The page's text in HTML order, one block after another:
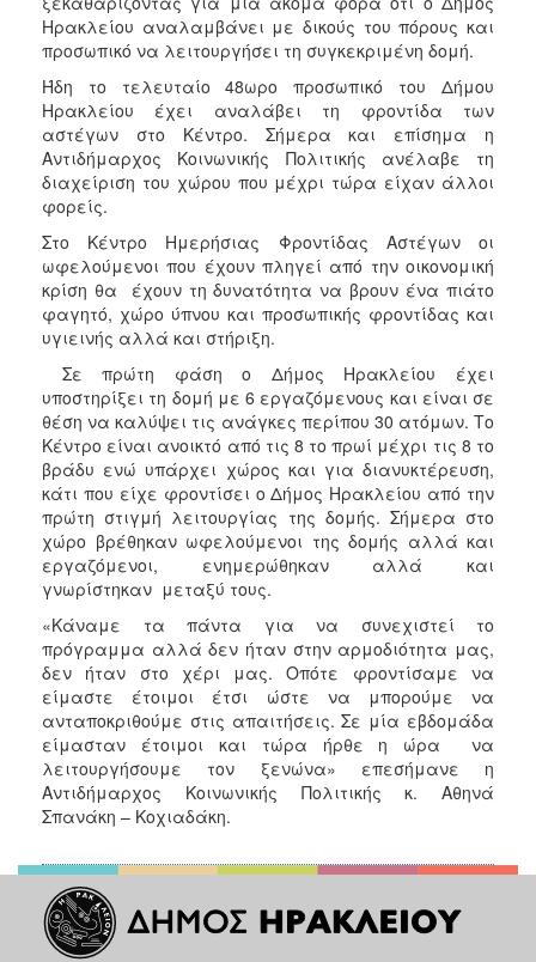
Απασχόλησης
Παιδιών
Κέντρα
Ημερήσιας
Φροντίδας
Ηλικιωμένων
(Κ.Η.Φ.Η.)
Κ.Δ.Α.Π.Α.μεΑ.
Αδειοδότηση
&
Έλεγχος
Βρεφονηπιακών
Σταθμών
Δημοτικό
Ιατρείο
Ξενώνας
Φιλοξενίας
Γυναικών
Κέντρο
Κοινότητας
Κοινωνικό
Φαρμακείο
Κοινωνικό
Παντοπωλείο
Ισότητα
των
Φύλων
Υγεία
Απινιδωτές
Ηρακλείου αναλαμβάνει με δικούς του πόρους και
προσωπικό να λειτουργήσει τη συγκεκριμένη δομή.
Ήδη το τελευταίο 48ωρο προσωπικό του Δήμου
Ηρακλείου έχει αναλάβει τη φροντίδα των
αστέγων στο Κέντρο. Σήμερα και επίσημα η
Αντιδήμαρχος Κοινωνικής Πολιτικής ανέλαβε τη
διαχείριση του χώρου που μέχρι τώρα είχαν άλλοι
φορείς.
Στο Κέντρο Ημερήσιας Φροντίδας Αστέγων οι
ωφελούμενοι που έχουν πληγεί από την οικονομική
κρίση θα έχουν τη δυνατότητα να βρουν ένα πιάτο
φαγητό, χώρο ύπνου και προσωπικής φροντίδας και
υγιεινής αλλά και στήριξη.
Σε πρώτη φάση ο Δήμος Ηρακλείου έχει
υποστηρίξει τη δομή με 6 εργαζόμενους και είναι σε
θέση να καλύψει τις ανάγκες περίπου 30 ατόμων. Το
Κέντρο είναι ανοικτό από τις 8 το πρωί μέχρι τις 8 το
βράδυ ενώ υπάρχει χώρος και για διανυκτέρευση,
κάτι που είχε φροντίσει ο Δήμος Ηρακλείου από την
πρώτη στιγμή λειτουργίας της δομής. Σήμερα στο
χώρο βρέθηκαν ωφελούμενοι της δομής αλλά και
εργαζόμενοι, ενημερώθηκαν αλλά και
γνωρίστηκαν μεταξύ τους.
«Κάναμε τα πάντα για να συνεχιστεί το
πρόγραμμα αλλά δεν ήταν στην αρμοδιότητα μας,
δεν ήταν στο χέρι μας. Οπότε φροντίσαμε να
είμαστε έτοιμοι έτσι ώστε να μπορούμε να
ανταποκριθούμε στις απαιτήσεις. Σε μία εβδομάδα
είμασταν έτοιμοι και τώρα ήρθε η ώρα να
λειτουργήσουμε τον ξενώνα» επεσήμανε η
Αντιδήμαρχος Κοινωνικής Πολιτικής κ. Αθηνά
Σπανάκη – Κοχιαδάκη.